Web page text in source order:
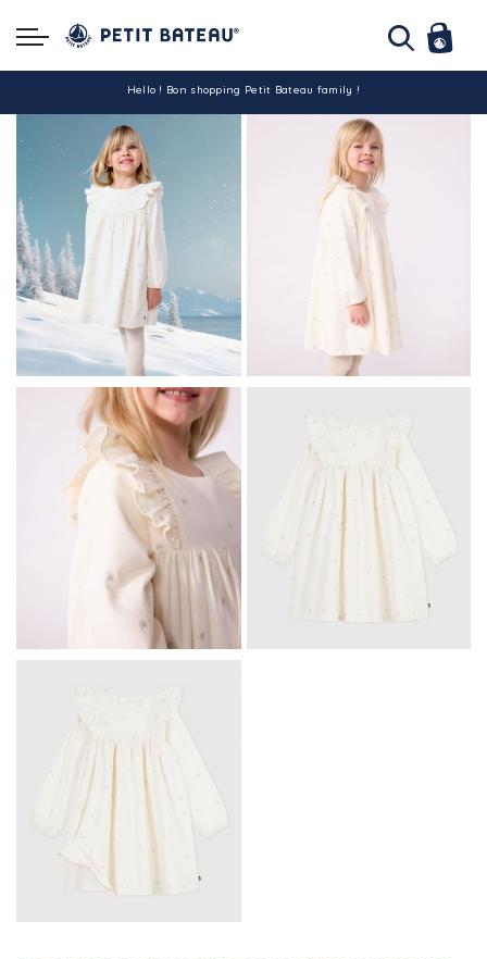
Hello ! Bon shopping Petit Bateau family !
La livraison est assurée partout en Tunisie !
-10% pour tout paiement par carte bancaire (hors promo)